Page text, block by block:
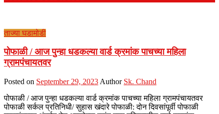
ताज्या घडामोडी
पोफाळी / आज पुन्हा धडकल्या वार्ड क्रमांक पाचच्या महिला
ग्रामपंचायतवर
Posted on September 29, 2023 Author Sk. Chand
पोफाळी / आज पुन्हा धडकल्या वार्ड क्रमांक पाचच्या महिला ग्रामपंचायतवर
पोफाळी सर्कल प्रतिनिधी/ सुहास खंदारे पोफाळी: दोन दिवसांपूर्वी पोफाळी